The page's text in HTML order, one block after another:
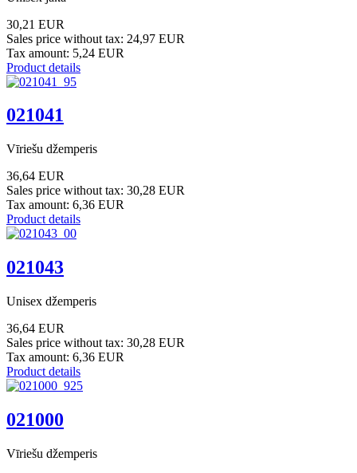
30,21 EUR
Sales price without tax: 24,97 EUR
Tax amount: 5,24 EUR
Product details
021041
Vīriešu džemperis
36,64 EUR
Sales price without tax: 30,28 EUR
Tax amount: 6,36 EUR
Product details
021043
Unisex džemperis
36,64 EUR
Sales price without tax: 30,28 EUR
Tax amount: 6,36 EUR
Product details
021000
Vīriešu džemperis